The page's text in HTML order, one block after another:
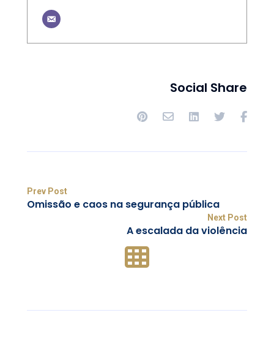
Social Share
Prev Post
Omissão e caos na segurança pública
Next Post
A escalada da violência